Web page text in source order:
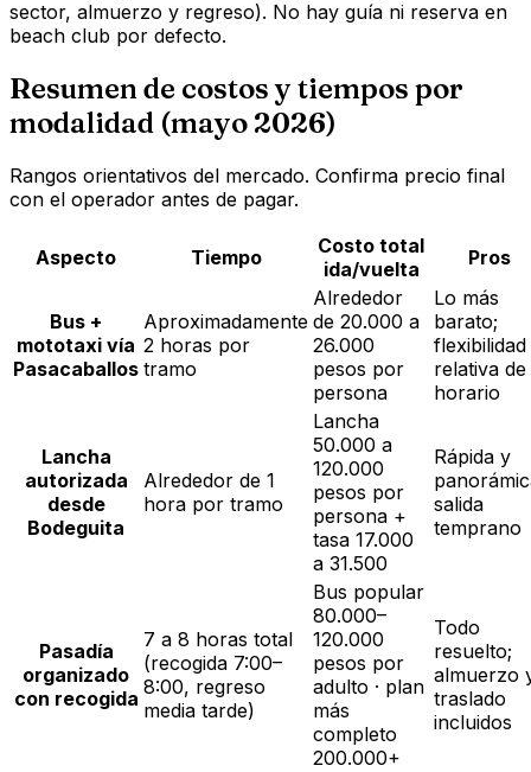
sector, almuerzo y regreso). No hay guía ni reserva en
beach club por defecto.
Resumen de costos y tiempos por
modalidad (mayo 2026)
Rangos orientativos del mercado. Confirma precio final
con el operador antes de pagar.
Aspecto Tiempo
Costo total
ida/vuelta
Pros
Bus +
mototaxi vía
Pasacaballos
Aproximadamente
2 horas por
tramo
Alrededor
de 20.000 a
26.000
pesos por
persona
Lo más
barato;
flexibilidad
relativa de
horario
Lancha
autorizada
desde
Bodeguita
Alrededor de 1
hora por tramo
Lancha
50.000 a
120.000
pesos por
persona +
tasa 17.000
a 31.500
Rápida y
salida
temprano
Pasadía
organizado
con recogida
7 a 8 horas total
(recogida 7:00–
8:00, regreso
media tarde)
Bus popular
80.000–
120.000
pesos por
adulto · plan
más
completo
200.000+
Todo
resuelto;
almuerzo
traslado
incluidos